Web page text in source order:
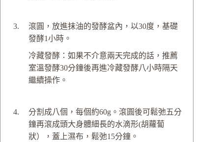
滾圓，放進抹油的發酵盆內，以30度，基礎
發酵1小時。
冷藏發酵：如果不介意兩天完成的話，推薦
室溫發酵30分鐘後再進冷藏發酵八小時隔天
繼續操作。
分割成八個，每個約60g。滾圓後可鬆弛五分
鐘再滾成頭大身體細長的水滴形(胡蘿蔔
狀），蓋上濕布，鬆弛15分鐘。